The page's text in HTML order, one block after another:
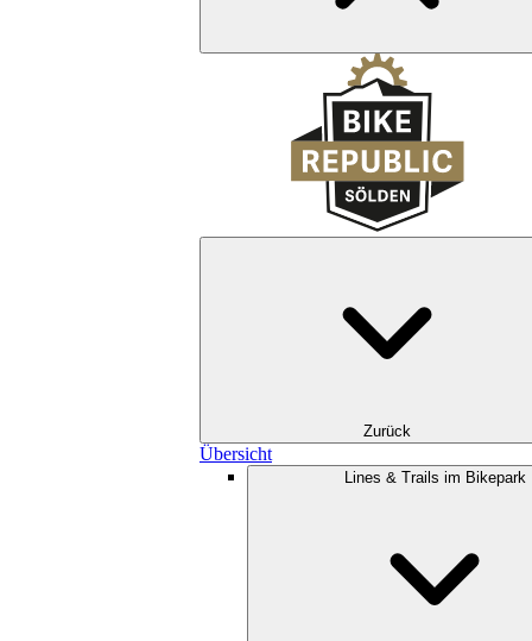
Zurück
Übersicht
Lines & Trails im Bikepark